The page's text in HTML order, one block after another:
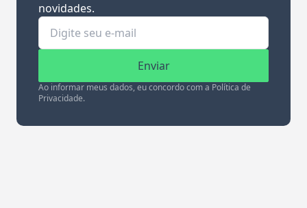
novidades.
Enviar
Ao informar meus dados, eu concordo com a Política de
Privacidade.